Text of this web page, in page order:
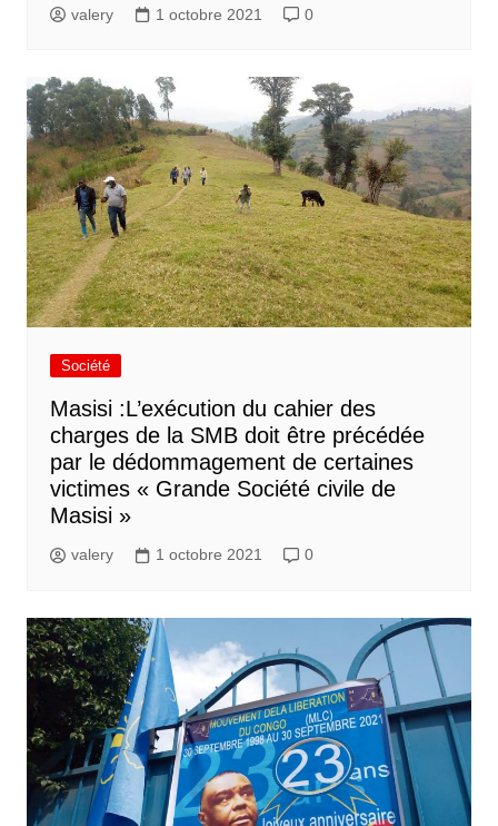
valery 1 octobre 2021 0
Société
Masisi :L’exécution du cahier des
charges de la SMB doit être précédée
par le dédommagement de certaines
victimes « Grande Société civile de
Masisi »
valery 1 octobre 2021 0